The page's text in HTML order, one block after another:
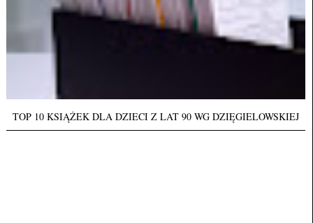
TOP 10 KSIĄŻEK DLA DZIECI Z LAT 90 WG DZIĘGIELOWSKIEJ